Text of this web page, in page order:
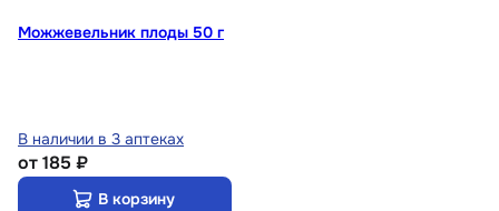
Можжевельник плоды 50 г
В наличии в 3 аптеках
от185 ₽
В корзину